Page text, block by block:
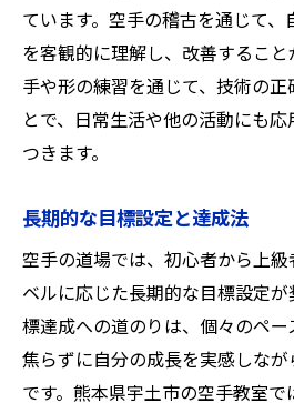
ています。空手の稽古を通じて
を客観的に理解し、改善するこ
手や形の練習を通じて、技術の
とで、日常生活や他の活動にも
つきます。
長期的な目標設定と達成法
空手の道場では、初心者から上
ベルに応じた長期的な目標設定
標達成への道のりは、個々のペー
焦らずに自分の成長を実感しな
です。熊本県宇土市の空手教室